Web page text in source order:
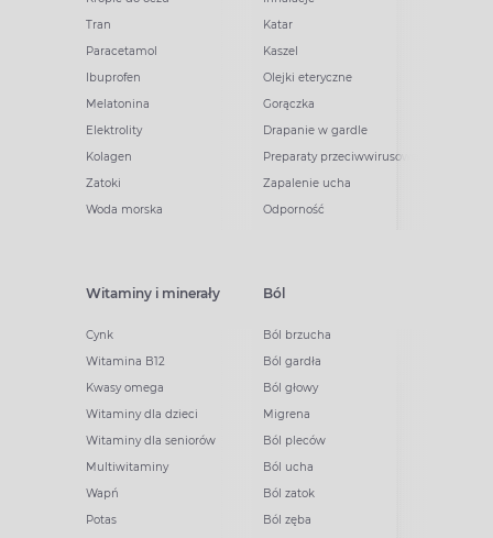
Tran
Paracetamol
Ibuprofen
Melatonina
Elektrolity
Kolagen
Zatoki
Woda morska
Katar
Kaszel
Olejki eteryczne
Gorączka
Drapanie w gardle
Preparaty przeciwwirusowe
Zapalenie ucha
Odporność
Witaminy i minerały
Cynk
Witamina B12
Kwasy omega
Witaminy dla dzieci
Witaminy dla seniorów
Multiwitaminy
Wapń
Potas
Ból
Ból brzucha
Ból gardła
Ból głowy
Migrena
Ból pleców
Ból ucha
Ból zatok
Ból zęba